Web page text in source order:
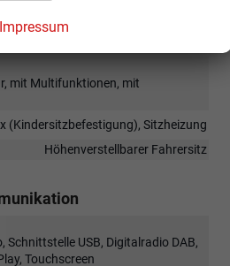
mit Multifunktionen, mit
(Kindersitzbefestigung), Sitzheizung
Höhenverstellbarer Fahrersitz
Schnittstelle USB, Digitalradio DAB,
Touchscreen
Impressum